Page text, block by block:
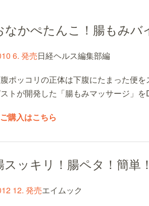
なかぺたんこ！腸もみバ
6. 発売日経ヘルス編集部編
ポッコリの正体は下腹にたまった便
トが開発した「腸もみマッサージ」
ご購入はこちら
スッキリ！腸ペタ！簡単
12. 発売エイムック